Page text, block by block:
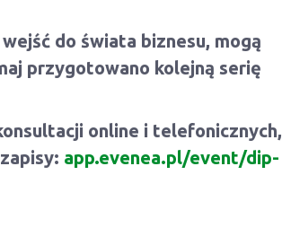
do świata biznesu, mogą
przygotowano kolejną serię
online i telefonicznych,
app.evenea.pl/event/dip-